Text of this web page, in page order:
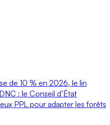
de 10 % en 2026, le lin
: le Conseil d’État
PPL pour adapter les forêts